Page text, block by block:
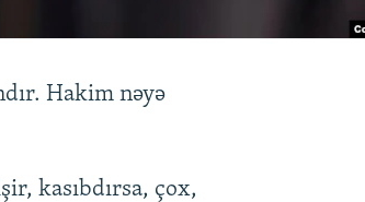
Hakim nəyə
kasıbdırsa, çox,